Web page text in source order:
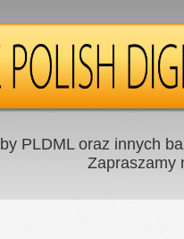
PLDML oraz innych
Zapraszamy